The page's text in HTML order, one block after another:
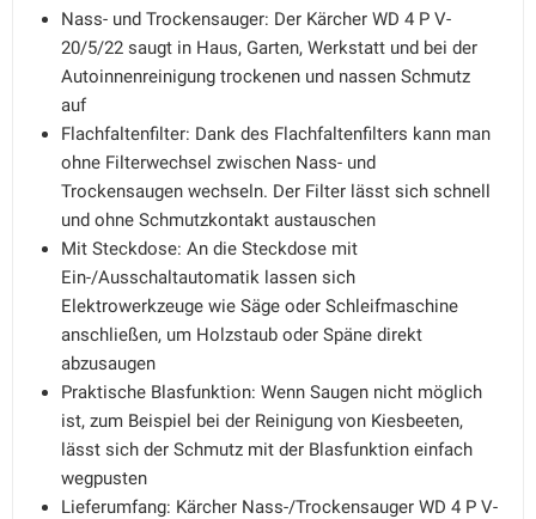
Nass- und Trockensauger: Der Kärcher WD 4 P V-
20/5/22 saugt in Haus, Garten, Werkstatt und bei der
Autoinnenreinigung trockenen und nassen Schmutz
auf
Flachfaltenfilter: Dank des Flachfaltenfilters kann man
ohne Filterwechsel zwischen Nass- und
Trockensaugen wechseln. Der Filter lässt sich schnell
und ohne Schmutzkontakt austauschen
Mit Steckdose: An die Steckdose mit
Ein-/Ausschaltautomatik lassen sich
Elektrowerkzeuge wie Säge oder Schleifmaschine
anschließen, um Holzstaub oder Späne direkt
abzusaugen
Praktische Blasfunktion: Wenn Saugen nicht möglich
ist, zum Beispiel bei der Reinigung von Kiesbeeten,
lässt sich der Schmutz mit der Blasfunktion einfach
wegpusten
Lieferumfang: Kärcher Nass-/Trockensauger WD 4 P V-